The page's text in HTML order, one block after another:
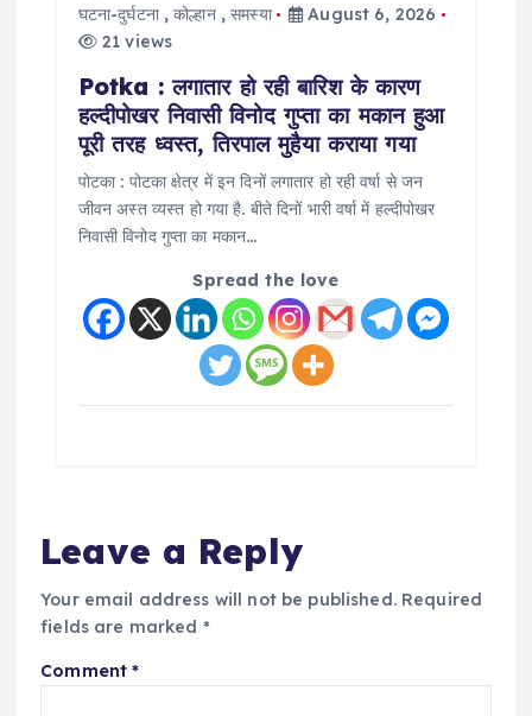
घटना-दुर्घटना,कोल्हान,समस्या
August 6, 2026
21 views
Potka : लगातार हो रही बारिश के कारण
हल्दीपोखर निवासी विनोद गुप्ता का मकान हुआ
पूरी तरह ध्वस्त, तिरपाल मुहैया कराया गया
पोटका : पोटका क्षेत्र में इन दिनों लगातार हो रही वर्षा से जन
जीवन अस्त व्यस्त हो गया है. बीते दिनों भारी वर्षा में हल्दीपोखर
निवासी विनोद गुप्ता का मकान…
Spread the love
Leave a Reply
Your email address will not be published. Required
fields are marked *
Comment*